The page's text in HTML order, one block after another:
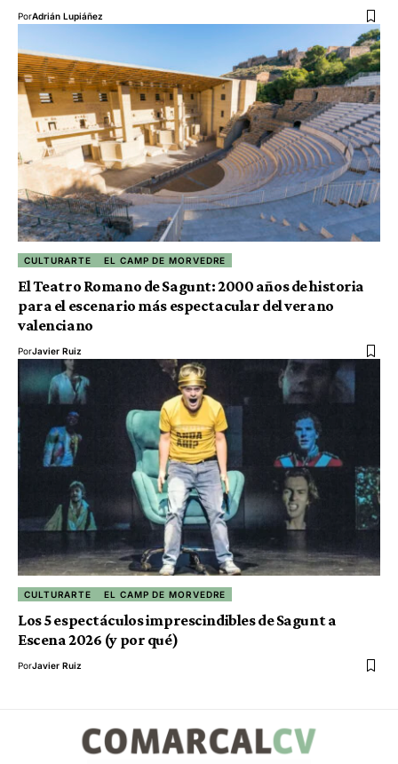
PorAdrián Lupiáñez
CULTURARTE EL CAMP DE MORVEDRE
El Teatro Romano de Sagunt: 2000 años de historia
para el escenario más espectacular del verano
valenciano
PorJavier Ruiz
CULTURARTE EL CAMP DE MORVEDRE
Los 5 espectáculos imprescindibles de Sagunt a
Escena 2026 (y por qué)
PorJavier Ruiz